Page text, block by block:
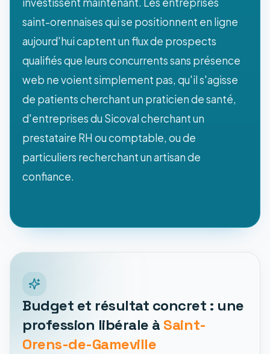
saint-orennaises qui se positionnent en ligne
aujourd'hui captent un flux de prospects
qualifiés que leurs concurrents sans présence
web ne voient simplement pas, qu'il s'agisse
de patients cherchant un praticien de santé,
d'entreprises du Sicoval cherchant un
prestataire RH ou comptable, ou de
particuliers recherchant un artisan de
confiance.
Budget et résultat concret : une
profession libérale à Saint-
Orens-de-Gameville